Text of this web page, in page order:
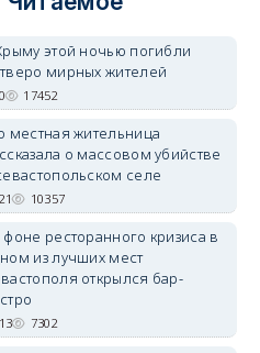
2026 10:13
erid: 2SDnjdvhGXG
этой ночью погибли
мирных жителей
0 17452
местная жительница
о массовом убийстве
селе
21 10357
фоне ресторанного кризиса в
из лучших мест
открылся бар-
13 7302